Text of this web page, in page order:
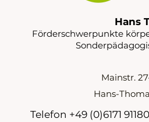
Hans
Förderschwerpunkte
Mainstr.
Hans-
Telefon +49 (0)6171